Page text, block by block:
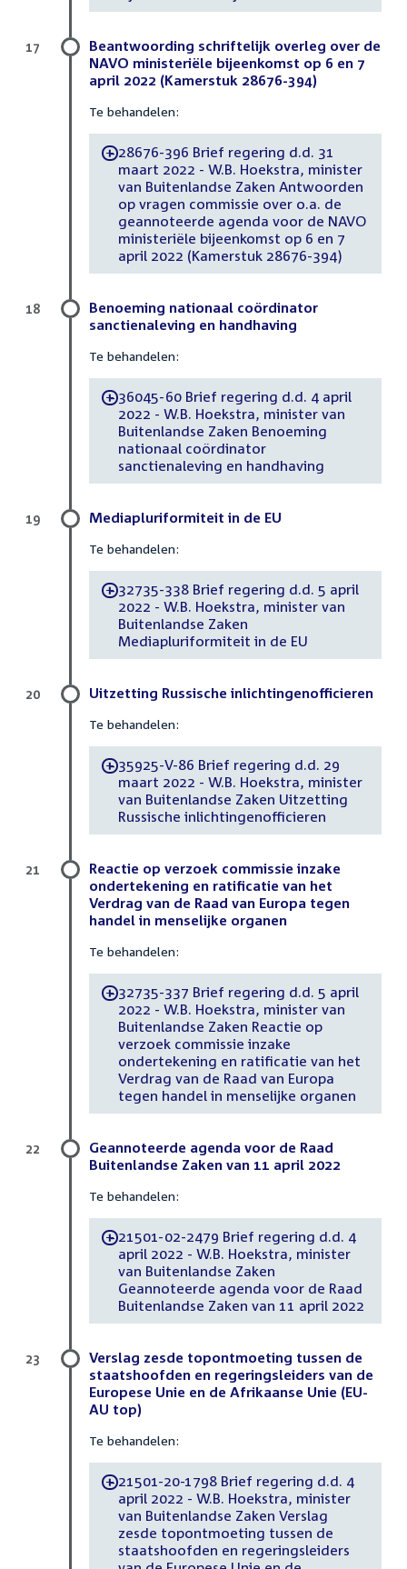
Beantwoording schriftelijk overleg over de
NAVO ministeriële bijeenkomst op 6 en 7
april 2022 (Kamerstuk 28676-394)
Te behandelen:
-28676-396 Brief regering d.d. 31
maart 2022 - W.B. Hoekstra, minister
van Buitenlandse Zaken Antwoorden
op vragen commissie over o.a. de
geannoteerde agenda voor de NAVO
ministeriële bijeenkomst op 6 en 7
april 2022 (Kamerstuk 28676-394)
17
Benoeming nationaal coördinator
sanctienaleving en handhaving
Te behandelen:
-36045-60 Brief regering d.d. 4 april
2022 - W.B. Hoekstra, minister van
Buitenlandse Zaken Benoeming
nationaal coördinator
sanctienaleving en handhaving
18
Mediapluriformiteit in de EU
Te behandelen:
-32735-338 Brief regering d.d. 5 april
2022 - W.B. Hoekstra, minister van
Buitenlandse Zaken
Mediapluriformiteit in de EU
19
Uitzetting Russische inlichtingenofficieren
Te behandelen:
-35925-V-86 Brief regering d.d. 29
maart 2022 - W.B. Hoekstra, minister
van Buitenlandse Zaken Uitzetting
Russische inlichtingenofficieren
20
Reactie op verzoek commissie inzake
ondertekening en ratificatie van het
Verdrag van de Raad van Europa tegen
handel in menselijke organen
Te behandelen:
-32735-337 Brief regering d.d. 5 april
2022 - W.B. Hoekstra, minister van
Buitenlandse Zaken Reactie op
verzoek commissie inzake
ondertekening en ratificatie van het
Verdrag van de Raad van Europa
tegen handel in menselijke organen
21
Geannoteerde agenda voor de Raad
Buitenlandse Zaken van 11 april 2022
Te behandelen:
-21501-02-2479 Brief regering d.d. 4
april 2022 - W.B. Hoekstra, minister
van Buitenlandse Zaken
Geannoteerde agenda voor de Raad
Buitenlandse Zaken van 11 april 2022
22
Verslag zesde topontmoeting tussen de
staatshoofden en regeringsleiders van de
Europese Unie en de Afrikaanse Unie (EU-
AU top)
Te behandelen:
-21501-20-1798 Brief regering d.d. 4
april 2022 - W.B. Hoekstra, minister
van Buitenlandse Zaken Verslag
zesde topontmoeting tussen de
staatshoofden en regeringsleiders
23